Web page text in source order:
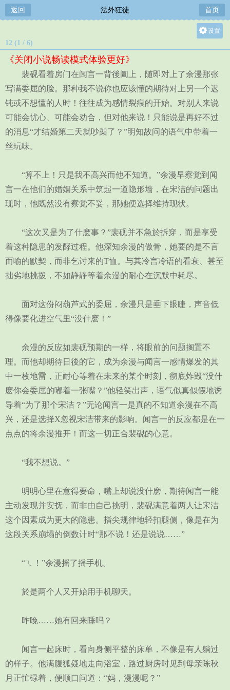
返回 法外狂徒 首页
设置
中
小
12 (1 / 6)
《关闭小说畅读模式体验更好》
裴砚看着房门在闻言一背後阖上，随即对上了余漫那张
写满委屈的脸。那种我不说你也应该懂的期待对上另一个迟
钝或不想懂的人时！往往成为感情裂痕的开始。对别人来说
可能会忧心、可能会劝合，但对他来说！只能说是再好不过
的消息“才结婚第二天就吵架了？”明知故问的语气中带着一
丝玩味。
“算不上！只是我不高兴而他不知道。”余漫早察觉到闻
言一在他们的婚姻关系中筑起一道隐形墙，在宋洁的问题出
现时，他既然没有察觉不妥，那她便选择维持现状。
“这次又是为了什麽事？”裴砚并不急於拆穿，而是享受
着这种隐患的发酵过程。他深知余漫的傲骨，她要的是不言
而喻的默契，而非乞讨来的T恤。与其冷言冷语的看衰、甚至
拙劣地挑拨，不如静静等着余漫的耐心在沉默中耗尽。
面对这份闷葫芦式的委屈，余漫只是垂下眼睫，声音低
得像要化进空气里“没什麽！”
余漫的反应如裴砚预期的一样，将眼前的问题搁置不
理。而他却期待日後的它，成为余漫与闻言一感情爆发的其
中一枚地雷，正耐心等着在未来的某个时刻，彻底炸毁“没什
麽你会委屈的嘟着一张嘴？”他轻笑出声，语气似真似假地诱
导着“为了那个宋洁？”无论闻言一是真的不知道余漫在不高
兴，还是选择X忽视宋洁带来的影响。闻言一的反应都是在一
点点的将余漫推开！而这一切正合裴砚的心意。
“我不想说。”
明明心里在意得要命，嘴上却说没什麽，期待闻言一能
主动发现并安抚，而非由自己挑明，裴砚满意着两人让宋洁
这个因素成为更大的隐患。指尖规律地轻扣腿侧，像是在为
这段关系崩塌的倒数计时“那不说！还是说说……”
“ㄟ！”余漫摇了摇手机。
於是两个人又开始用手机聊天。
昨晚……她有回来睡吗？
闻言一起床时，看向身侧平整的床单，不像是有人躺过
的样子。他满腹狐疑地走向浴室，路过厨房时见到母亲陈秋
月正忙碌着，便顺口问道：“妈，漫漫呢？”